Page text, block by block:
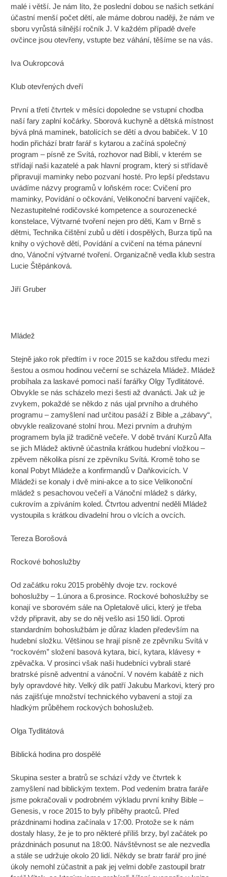
malé i větší. Je nám líto, že poslední dobou se našich setkání
účastní menší počet dětí, ale máme dobrou naději, že nám ve
sboru vyrůstá silnější ročník J. V každém případě dveře
ovčince jsou otevřeny, vstupte bez váhání, těšíme se na vás.
Iva Oukropcová
Klub otevřených dveří
První a třetí čtvrtek v měsíci dopoledne se vstupní chodba
naší fary zaplní kočárky. Sborová kuchyně a dětská místnost
bývá plná maminek, batolících se dětí a dvou babiček. V 10
hodin přichází bratr farář s kytarou a začíná společný
program – písně ze Svítá, rozhovor nad Biblí, v kterém se
střídají naši kazatelé a pak hlavní program, který si střídavě
připravují maminky nebo pozvaní hosté. Pro lepší představu
uvádíme názvy programů v loňském roce: Cvičení pro
maminky, Povídání o očkování, Velikonoční barvení vajíček,
Nezastupitelné rodičovské kompetence a sourozenecké
konstelace, Výtvarné tvoření nejen pro děti, Kam v Brně s
dětmi, Technika čištění zubů u dětí i dospělých, Burza tipů na
knihy o výchově dětí, Povídání a cvičení na téma pánevní
dno, Vánoční výtvarné tvoření. Organizačně vedla klub sestra
Lucie Štěpánková.
Jiří Gruber
Mládež
Stejně jako rok předtím i v roce 2015 se každou středu mezi
šestou a osmou hodinou večerní se scházela Mládež. Mládež
probíhala za laskavé pomoci naší farářky Olgy Tydlitátové.
Obvykle se nás scházelo mezi šesti až dvanácti. Jak už je
zvykem, pokaždé se někdo z nás ujal prvního a druhého
programu – zamyšlení nad určitou pasáží z Bible a „zábavy“,
obvykle realizované stolní hrou. Mezi prvním a druhým
programem byla již tradičně večeře. V době trvání Kurzů Alfa
se jich Mládež aktivně účastnila krátkou hudební vložkou –
zpěvem několika písní ze zpěvníku Svítá. Kromě toho se
konal Pobyt Mládeže a konfirmandů v Daňkovicích. V
Mládeži se konaly i dvě mini-akce a to sice Velikonoční
mládež s pesachovou večeří a Vánoční mládež s dárky,
cukrovím a zpíváním koled. Čtvrtou adventní neděli Mládež
vystoupila s krátkou divadelní hrou o vlcích a ovcích.
Tereza Borošová
Rockové bohoslužby
Od začátku roku 2015 proběhly dvoje tzv. rockové
bohoslužby – 1.února a 6.prosince. Rockové bohoslužby se
konají ve sborovém sále na Opletalově ulici, který je třeba
vždy připravit, aby se do něj vešlo asi 150 lidí. Oproti
standardním bohoslužbám je důraz kladen především na
hudební složku. Většinou se hrají písně ze zpěvníku Svítá v
“rockovém” složení basová kytara, bicí, kytara, klávesy +
zpěvačka. V prosinci však naši hudebníci vybrali staré
bratrské písně adventní a vánoční. V novém kabátě z nich
byly opravdové hity. Velký dík patří Jakubu Markovi, který pro
nás zajišťuje množství technického vybavení a stojí za
hladkým průběhem rockových bohoslužeb.
Olga Tydlitátová
Biblická hodina pro dospělé
Skupina sester a bratrů se schází vždy ve čtvrtek k
zamyšlení nad biblickým textem. Pod vedením bratra faráře
jsme pokračovali v podrobném výkladu první knihy Bible –
Genesis, v roce 2015 to byly příběhy praotců. Před
prázdninami hodina začínala v 17:00. Protože se k nám
dostaly hlasy, že je to pro některé příliš brzy, byl začátek po
prázdninách posunut na 18:00. Návštěvnost se ale nezvedla
a stále se udržuje okolo 20 lidí. Někdy se bratr farář pro jiné
úkoly nemohl zúčastnit a pak jej velmi dobře zastoupil bratr